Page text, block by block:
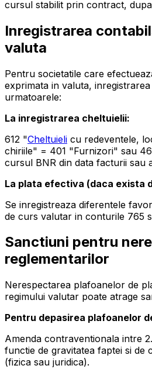
cursul stabilit prin contract,
Inregistrarea
valuta
Pentru societatile care
exprimata in valuta,
urmatoarele:
La inregistrarea cheltuielii:
612 "Cheltuieli cu redeventele,
chiriile" = 401 "Furnizori" sau
cursul BNR din data facturii sau
La plata efectiva (daca exista
Se inregistreaza diferentele
de curs valutar in conturile 765
Sanctiuni pentru
reglementarilor
Nerespectarea plafoanelor de
regimului valutar poate atrage
Pentru depasirea plafoanelor
Amenda contraventionala intre
functie de gravitatea faptei si de
(fizica sau juridica).